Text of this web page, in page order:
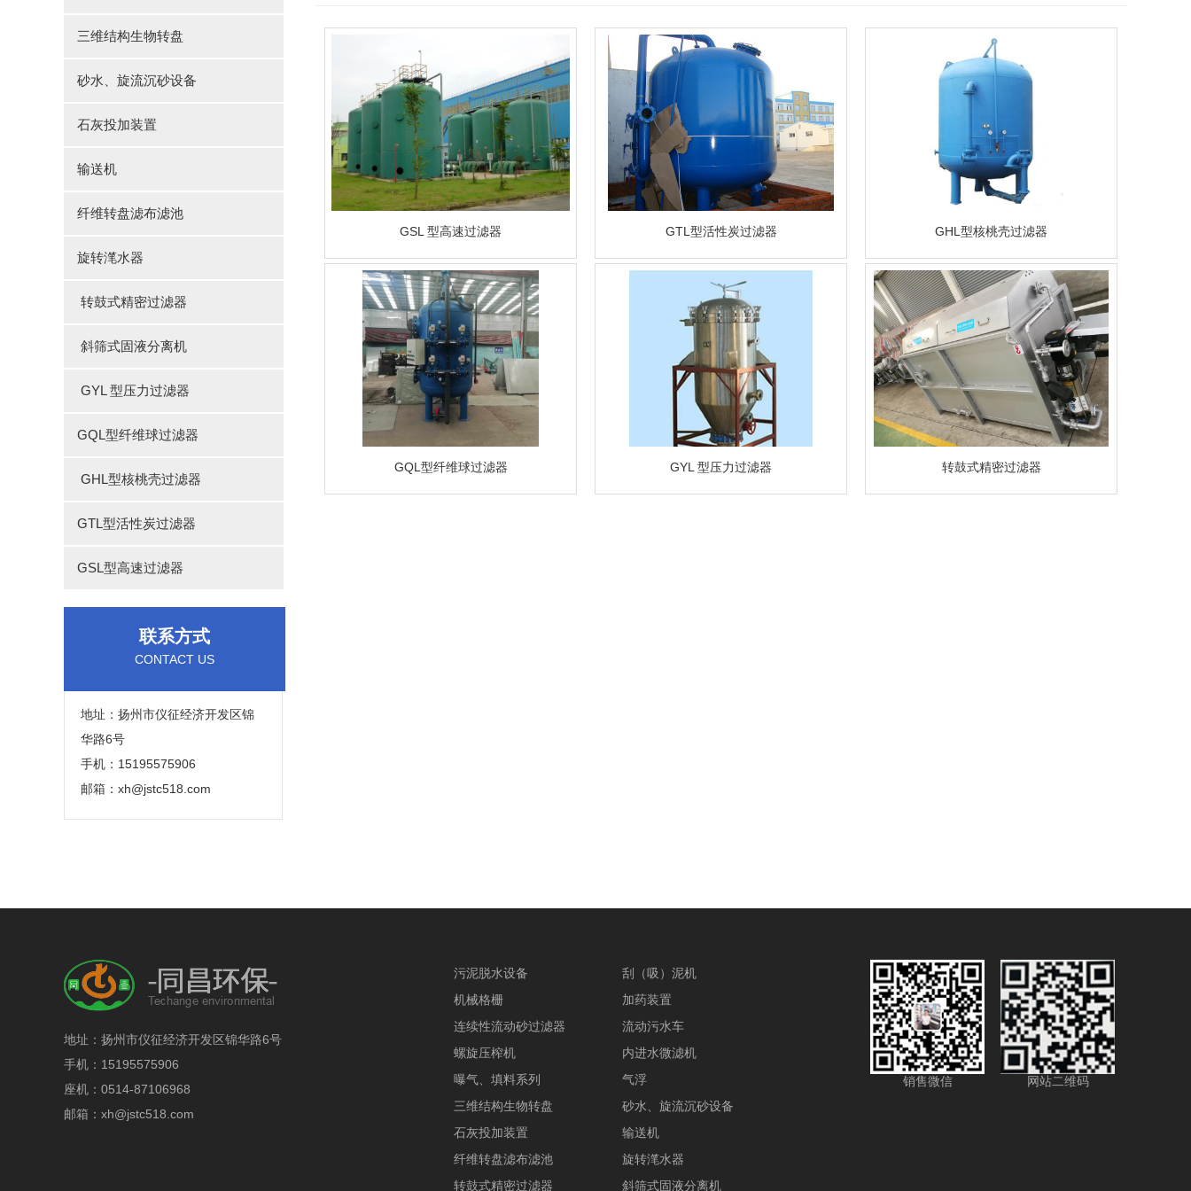
三维结构生物转盘
砂水、旋流沉砂设备
石灰投加装置
输送机
纤维转盘滤布滤池
旋转滗水器
转鼓式精密过滤器
斜筛式固液分离机
GYL 型压力过滤器
GQL型纤维球过滤器
GHL型核桃壳过滤器
GTL型活性炭过滤器
GSL型高速过滤器
联系方式
CONTACT US
地址：扬州市仪征经济开发区锦
华路6号
手机：15195575906
邮箱：xh@jstc518.com
GSL 型高速过滤器 GTL型活性炭过滤器 GHL型核桃壳过滤器
GQL型纤维球过滤器 GYL 型压力过滤器 转鼓式精密过滤器
地址：扬州市仪征经济开发区锦华路6号
手机：15195575906
座机：0514-87106968
邮箱：xh@jstc518.com
污泥脱水设备
刮（吸）泥机
机械格栅
加药装置
连续性流动砂过滤器
流动污水车
螺旋压榨机
内进水微滤机
曝气、填料系列
气浮
三维结构生物转盘
砂水、旋流沉砂设备
石灰投加装置
输送机
纤维转盘滤布滤池
旋转滗水器
转鼓式精密过滤器
斜筛式固液分离机
销售微信 网站二维码